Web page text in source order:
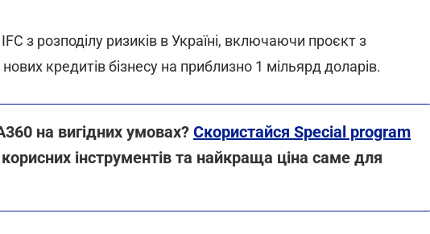
з розподілу ризиків в Україні, включаючи проєкт з
кредитів бізнесу на приблизно 1 мільярд доларів.
на вигідних умовах? Скористайся Special program
інструментів та найкраща ціна саме для